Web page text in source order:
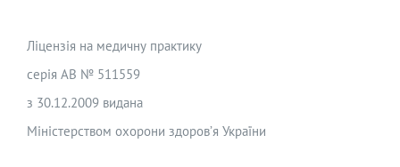
Ліцензія на медичну практику
серія АВ № 511559
з 30.12.2009 видана
Міністерством охорони здоров’я України